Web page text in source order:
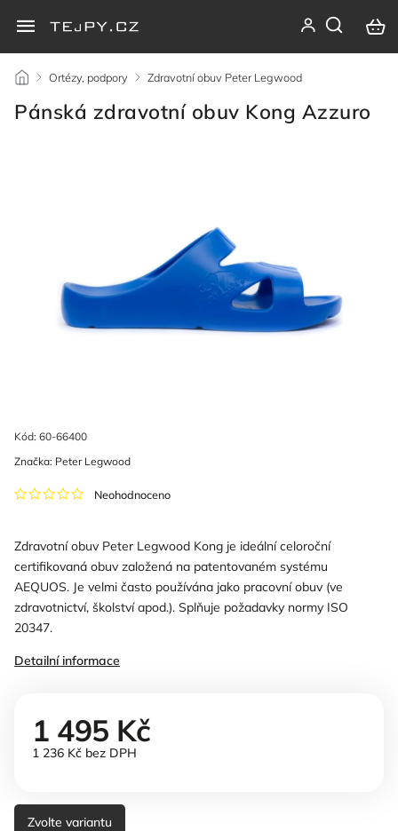
/ Ortézy, podpory / Zdravotní obuv Peter Legwood
Pánská zdravotní obuv Kong Azzuro
Kód: 60-66400
Neohodnoceno
Zdravotní obuv Peter Legwood Kong je ideální celoroční
certifikovaná obuv založená na patentovaném systému
AEQUOS. Je velmi často používána jako pracovní obuv (ve
zdravotnictví, školství apod.). Splňuje požadavky normy ISO
20347.
Detailní informace
Značka: Peter Legwood
1 495 Kč
1 236 Kč bez DPH
Zvolte variantu